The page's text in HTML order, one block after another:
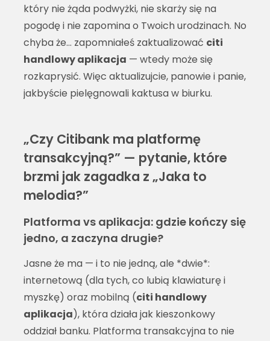
który nie żąda podwyżki, nie skarży się na
pogodę i nie zapomina o Twoich urodzinach. No
chyba że… zapomniałeś zaktualizować citi
handlowy aplikacja — wtedy może się
rozkaprysić. Więc aktualizujcie, panowie i panie,
jakbyście pielęgnowali kaktusa w biurku.
„Czy Citibank ma platformę
transakcyjną?” — pytanie, które
brzmi jak zagadka z „Jaka to
melodia?”
Platforma vs aplikacja: gdzie kończy się
jedno, a zaczyna drugie?
Jasne że ma — i to nie jedną, ale *dwie*:
internetową (dla tych, co lubią klawiaturę i
myszkę) oraz mobilną (citi handlowy
aplikacja), która działa jak kieszonkowy
oddział banku. Platforma transakcyjna to nie